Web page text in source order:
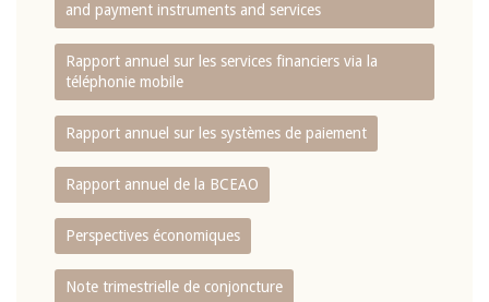
and payment instruments and services
Rapport annuel sur les services financiers via la
téléphonie mobile
Rapport annuel sur les systèmes de paiement
Rapport annuel de la BCEAO
Perspectives économiques
Note trimestrielle de conjoncture